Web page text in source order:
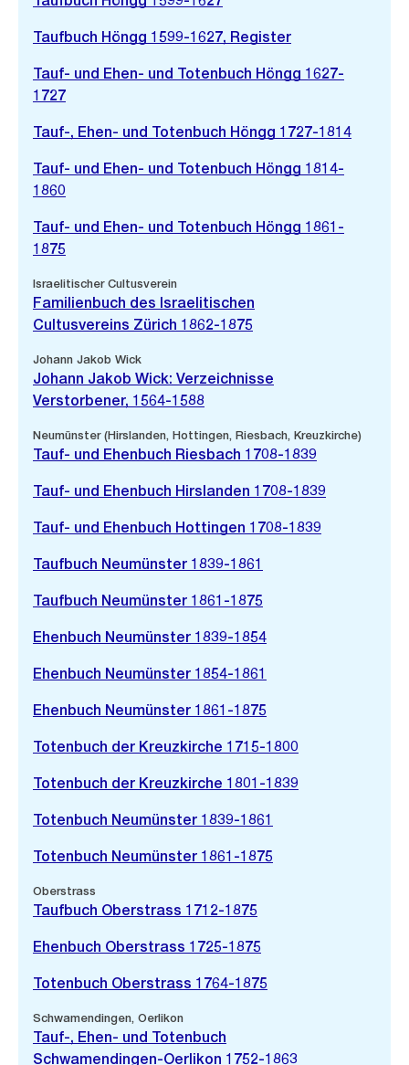
Taufbuch Höngg 1599-1627, Register
Tauf- und Ehen- und Totenbuch Höngg 1627-
1727
Tauf-, Ehen- und Totenbuch Höngg 1727-1814
Tauf- und Ehen- und Totenbuch Höngg 1814-
1860
Tauf- und Ehen- und Totenbuch Höngg 1861-
1875
Israelitischer Cultusverein
Familienbuch des Israelitischen
Cultusvereins Zürich 1862-1875
Johann Jakob Wick
Johann Jakob Wick: Verzeichnisse
Verstorbener, 1564-1588
Neumünster (Hirslanden, Hottingen, Riesbach, Kreuzkirche)
Tauf- und Ehenbuch Riesbach 1708-1839
Tauf- und Ehenbuch Hirslanden 1708-1839
Tauf- und Ehenbuch Hottingen 1708-1839
Taufbuch Neumünster 1839-1861
Taufbuch Neumünster 1861-1875
Ehenbuch Neumünster 1839-1854
Ehenbuch Neumünster 1854-1861
Ehenbuch Neumünster 1861-1875
Totenbuch der Kreuzkirche 1715-1800
Totenbuch der Kreuzkirche 1801-1839
Totenbuch Neumünster 1839-1861
Totenbuch Neumünster 1861-1875
Oberstrass
Taufbuch Oberstrass 1712-1875
Ehenbuch Oberstrass 1725-1875
Totenbuch Oberstrass 1764-1875
Schwamendingen, Oerlikon
Tauf-, Ehen- und Totenbuch
Schwamendingen-Oerlikon 1752-1863